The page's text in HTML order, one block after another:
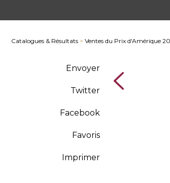
Catalogues & Résultats > Ventes du Prix d'Amérique
Envoyer
Twitter
Facebook
Favoris
Imprimer